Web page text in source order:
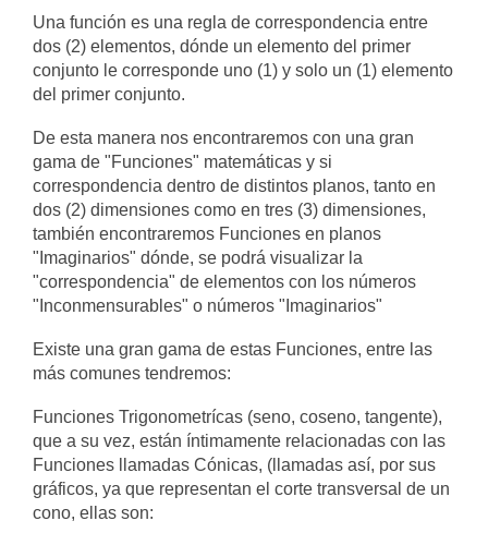
Una función es una regla de correspondencia entre
dos (2) elementos, dónde un elemento del primer
conjunto le corresponde uno (1) y solo un (1) elemento
del primer conjunto.
De esta manera nos encontraremos con una gran
gama de "Funciones" matemáticas y si
correspondencia dentro de distintos planos, tanto en
dos (2) dimensiones como en tres (3) dimensiones,
también encontraremos Funciones en planos
"Imaginarios" dónde, se podrá visualizar la
"correspondencia" de elementos con los números
"Inconmensurables" o números "Imaginarios"
Existe una gran gama de estas Funciones, entre las
más comunes tendremos:
Funciones Trigonometrícas (seno, coseno, tangente),
que a su vez, están íntimamente relacionadas con las
Funciones llamadas Cónicas, (llamadas así, por sus
gráficos, ya que representan el corte transversal de un
cono, ellas son: